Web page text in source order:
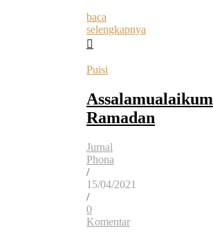
baca
selengkapnya
Puisi
Assalamualaikum
Ramadan
Jurnal
Phona
/
15/04/2021
/
0
Komentar